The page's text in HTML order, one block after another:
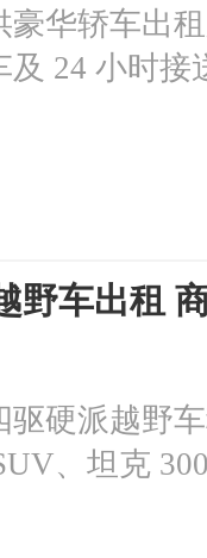
华轿车出
24 小时
野车出租
硬派越野
、坦克